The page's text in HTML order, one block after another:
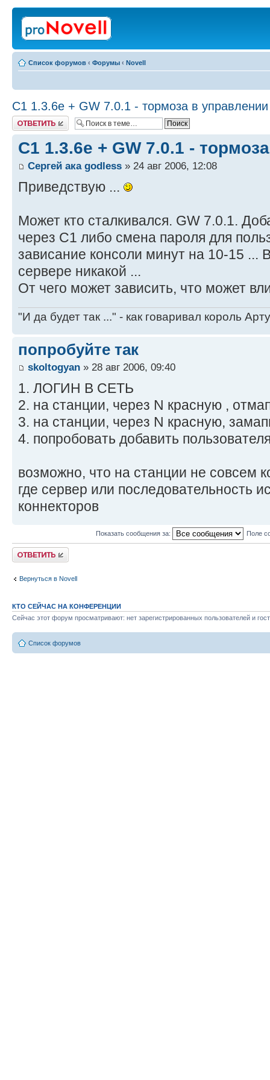
Список форумов ‹ Форумы ‹ Novell
C1 1.3.6e + GW 7.0.1 - тормоза в
Ответить
C1 1.3.6e + GW 7.0.1 -
Сергей ака godless » 24 авг 2006, 12:08
Приведствую ...
Может кто сталкивался. GW 7.0.1.
через С1 либо смена пароля для
зависание консоли минут на 10-15 ...
сервере никакой ...
От чего может зависить, что может
"И да будет так ..." - как говаривал король
попробуйте так
skoltogyan » 28 авг 2006, 09:40
1. ЛОГИН В СЕТЬ
2. на станции, через N красную ,
3. на станции, через N красную,
4. попробовать добавить
возможно, что на станции не совсем
где сервер или последовательность
коннекторов
Показать сообщения за: Поле
Ответить
Вернуться в Novell
КТО СЕЙЧАС НА КОНФЕРЕНЦИИ
Сейчас этот форум просматривают: нет зарегистрированных пользователей и
Список форумов